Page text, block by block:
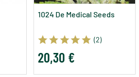
1024 De Medical Seeds
(2)
20,30 €